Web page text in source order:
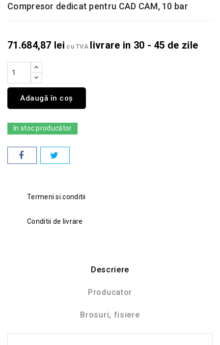
Compresor dedicat pentru CAD CAM, 10 bar
71.684,87 lei cu TVA livrare in 30 - 45 de zile
Adaugă în coș
în stoc producător
Termeni si conditii
Conditii de livrare
Descriere
Producator
Brosuri, fisiere